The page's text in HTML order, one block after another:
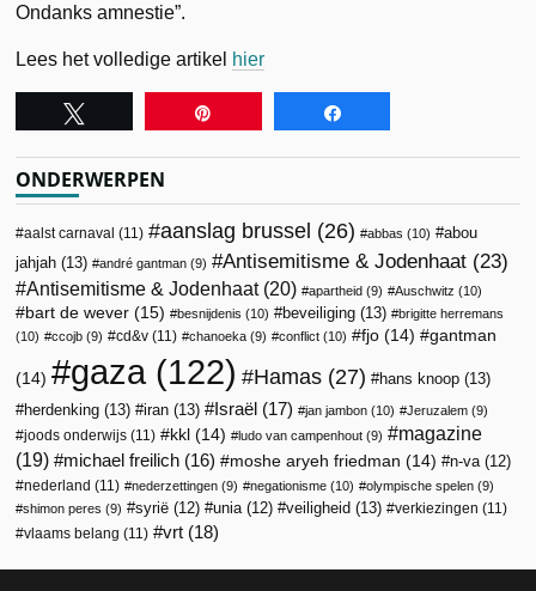
Ondanks amnestie”.
Lees het volledige artikel hier
ONDERWERPEN
aalst carnaval (11) aanslag brussel (26) abbas (10)
abou
jahjah (13) andré gantman (9) Antisemitisme & Jodenhaat (23)
Antisemitisme & Jodenhaat(20) apartheid (9) Auschwitz (10)
bart de wever (15) besnijdenis (10) beveiliging (13)
brigitte herremans
(10)
ccojb (9) cd&v (11) chanoeka (9) conflict (10) fjo (14) gantman
(14) gaza (122) Hamas (27) hans knoop (13)
herdenking (13) iran (13) Israël (17) jan jambon (10) Jeruzalem (9)
joods onderwijs (11) kkl (14) ludo van campenhout (9)
magazine
(19)
michael freilich (16) moshe aryeh friedman (14) n-va (12)
nederland (11) nederzettingen (9) negationisme (10) olympische spelen (9)
shimon peres (9) syrië (12) unia (12) veiligheid (13) verkiezingen (11)
vlaams belang (11) vrt (18)